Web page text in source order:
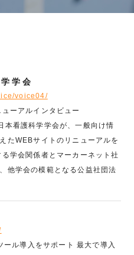
学会
voice04/
ーアルインタビュー
本看護科学学会が、一般向け情
たWEBサイトのリニューアルを
学会関係者とマーカーネット社
他学会の模範となる公益社団法
ール導入をサポート 最大で導入